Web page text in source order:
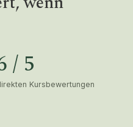
/ 5
Kursbewertungen